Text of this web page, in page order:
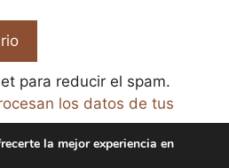
para reducir el spam.
los datos de tus
la mejor experiencia en